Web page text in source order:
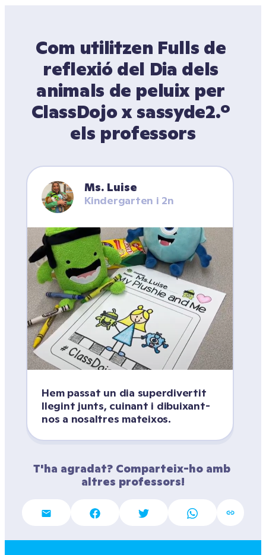
Com utilitzen Fulls de
reflexió del Dia dels
animals de peluix per
ClassDojo x sassyde2.º
els professors
Ms. Luise
Kindergarten i 2n
Hem passat un dia superdivertit
llegint junts, cuinant i dibuixant-
nos a nosaltres mateixos.
T'ha agradat? Comparteix-ho amb
altres professors!